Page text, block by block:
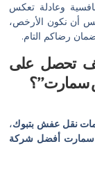
تعكس
على
،
شركة